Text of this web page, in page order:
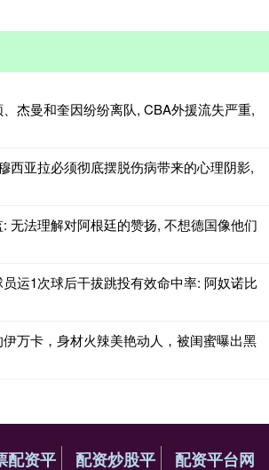
杰曼和奎因纷纷离队, CBA外援流失严重,
西亚拉必须彻底摆脱伤病带来的心理阴影,
无法理解对阿根廷的赞扬, 不想德国像他们
运1次球后干拔跳投有效命中率: 阿奴诺比
万卡，身材火辣美艳动人，被闺蜜曝出黑
配资平 配资炒股平 配资平台网